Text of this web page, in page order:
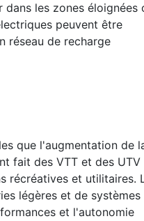
les zones éloignées
peuvent être
réseau de recharge
que l'augmentation de
fait des VTT et des UTV
récréatives et utilitaires.
légères et de systèmes
et l'autonomie